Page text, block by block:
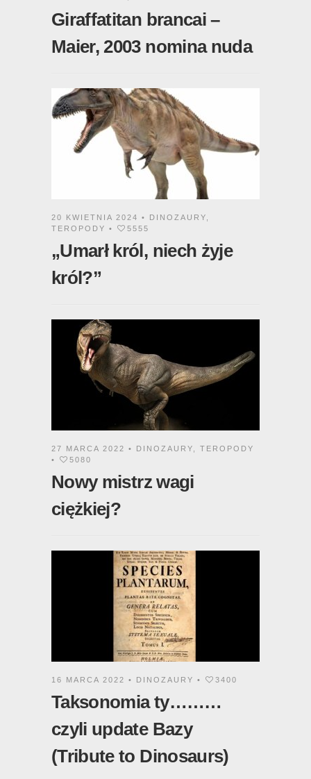
Giraffatitan brancai –
Maier, 2003 nomina nuda
20 KWIETNIA 2024 • DINOZAURY
TEROPODY • 5555
„Umarł król, niech żyje
król?”
27 MARCA 2022 • DINOZAURY
TEROPODY
•
5080
Nowy mistrz wagi
ciężkiej?
16 MARCA 2022 • DINOZAURY • 3400
Taksonomia ty………
czyli update Bazy
(Tribute to Dinosaurs)